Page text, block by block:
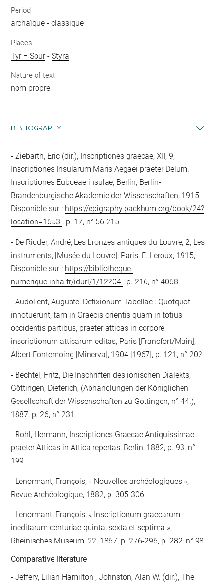
Period
archaïque -classique
Places
Tyr = Sour-Styra
Nature of text
nom propre
BIBLIOGRAPHY
Ziebarth, Eric (dir.), Inscriptiones graecae, XII, 9,
Inscriptiones Insularum Maris Aegaei praeter Delum.
Inscriptiones Euboeae insulae, Berlin, Berlin-
Brandenburgische Akademie der Wissenschaften, 1915,
Disponible sur : https://epigraphy.packhum.org/book/24?
location=1653 , p. 17, n° 56.215
De Ridder, André, Les bronzes antiques du Louvre, 2, Les
instruments, [Musée du Louvre], Paris, E. Leroux, 1915,
Disponible sur : https://bibliotheque-
numerique.inha.fr/idurl/1/12204 , p. 216, n° 4068
Audollent, Auguste, Defixionum Tabellae : Quotquot
innotuerunt, tam in Graecis orientis quam in totius
occidentis partibus, praeter atticas in corpore
inscriptionum atticarum editas, Paris [Francfort/Main],
Albert Fontemoing [Minerva], 1904 [1967], p. 121, n° 202
Bechtel, Fritz, Die Inschriften des ionischen Dialekts,
Göttingen, Dieterich, (Abhandlungen der Königlichen
Gesellschaft der Wissenschaften zu Göttingen, n° 44.),
1887, p. 26, n° 231
Röhl, Hermann, Inscriptiones Graecae Antiquissimae
praeter Atticas in Attica repertas, Berlin, 1882, p. 93, n°
199
Lenormant, François, « Nouvelles archéologiques »,
Revue Archéologique, 1882, p. 305-306
Lenormant, François, « Inscriptionum graecarum
ineditarum centuriae quinta, sexta et septima »,
Rheinisches Museum, 22, 1867, p. 276-296, p. 282, n° 98
Comparative literature
- Jeffery, Lilian Hamilton ; Johnston, Alan W. (dir.), The